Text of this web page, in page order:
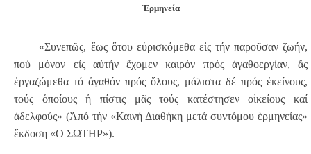
Ἑρμηνεία
«Συνεπῶς, ἕως ὅτου εὑρισκόμεθα εἰς τήν παροῦσαν ζωήν,
πού μόνον εἰς αὐτήν ἔχομεν καιρόν πρός ἀγαθοεργίαν, ἄς
ἐργαζώμεθα τό ἀγαθόν πρός ὅλους, μάλιστα δέ πρός ἐκείνους,
τούς ὁποίους ἡ πίστις μᾶς τούς κατέστησεν οἰκείους καί
ἀδελφούς» (Ἀπό τήν «Καινή Διαθήκη μετά συντόμου ἑρμηνείας»
ἔκδοση «Ο ΣΩΤΗΡ»).